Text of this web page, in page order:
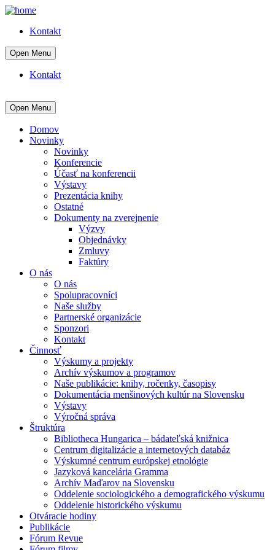
Kontakt
Open Menu
Kontakt
Open Menu
Domov
Novinky
Novinky
Konferencie
Účasť na konferencii
Výstavy
Prezentácia knihy
Ostatné
Dokumenty na zverejnenie
Výzvy
Objednávky
Zmluvy
Faktúry
O nás
O nás
Spolupracovníci
Naše služby
Partnerské organizácie
Sponzori
Kontakt
Činnosť
Výskumy a projekty
Archív výskumov a programov
Naše publikácie: knihy, ročenky, časopisy
Dokumentácia menšinových kultúr na Slovensku
Výstavy
Výročná správa
Štruktúra
Bibliotheca Hungarica – bádateľská knižnica
Centrum digitalizácie a internetových databáz
Výskumné centrum európskej etnológie
Jazyková kancelária Gramma
Archív Maďarov na Slovensku
Oddelenie sociologického a demografického výskumu
Oddelenie historického výskumu
Otváracie hodiny
Publikácie
Fórum Revue